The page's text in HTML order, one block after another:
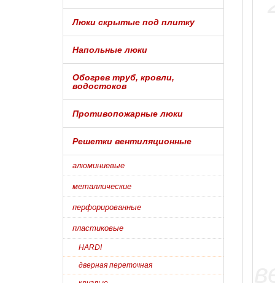
Люки скрытые под плитку
Напольные люки
Обогрев труб, кровли,
водостоков
Противопожарные люки
Решетки вентиляционные
алюминиевые
металлические
перфорированные
пластиковые
HARDI
дверная переточная